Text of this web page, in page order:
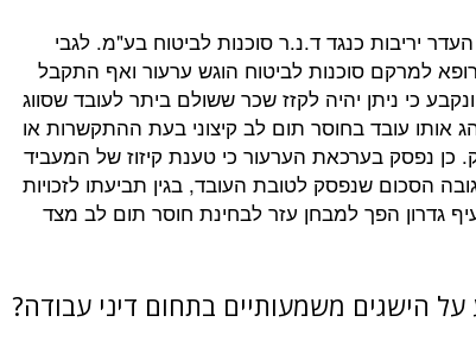
יריבות כנגד ד.נ.ר סוכנות לביטוח בע"מ. לגבי
למרקם סוכנות לביטוח הוגש ערעור ואף התקבל
כי ניתן יהיה לקזז שכר ששולם ביתר לעובד שסווג
אותו עובד בחוסר תום לב קיצוני בעת ההתקשרות או
נפסק בערכאת הערעור כי טענת קיזוז של המעביד
הסכום שנפסק לטובת העובד, בגין תביעתו לזכויות
גדרון הפך למבחן עזר לבחינת חוסר תום לב מצד
הישגים משמעותיים בתחום דיני עבודה?